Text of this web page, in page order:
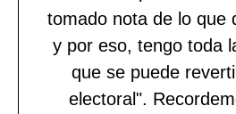
tomado nota de lo que
y por eso, tengo toda
que se puede
electoral".